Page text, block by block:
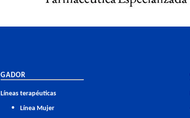
GADOR
Líneas terapéuticas
Línea Mujer